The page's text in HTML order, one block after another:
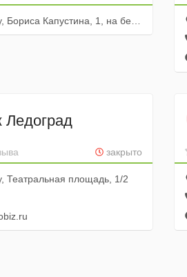
Капустина, 1, на берегу реки Темерник
Ледоград
закрыто
Театральная площадь, 1/2